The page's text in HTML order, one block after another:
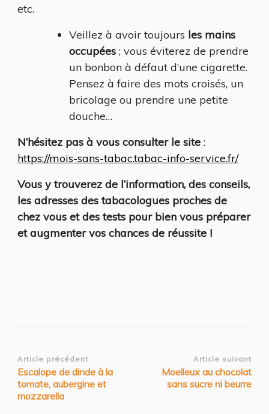
etc.
Veillez à avoir toujours les mains
occupées ; vous éviterez de prendre
un bonbon à défaut d’une cigarette.
Pensez à faire des mots croisés, un
bricolage ou prendre une petite
douche…
N’hésitez pas à vous consulter le site :
https://mois-sans-tabac.tabac-info-service.fr/
Vous y trouverez de l’information, des conseils,
les adresses des tabacologues proches de
chez vous et des tests pour bien vous préparer
et augmenter vos chances de réussite !
Navigation
d’article
Article précédent
Escalope de dinde à la
tomate, aubergine et
mozzarella
Article suivant
Moelleux au chocolat
sans sucre ni beurre